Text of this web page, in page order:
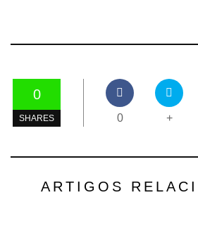
0
SHARES 0 +
ARTIGOS